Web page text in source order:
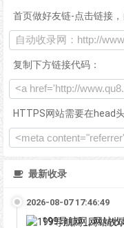
首页做好友链-点击链接
复制下方链接代码：
HTTPS网站需要在head
最新收录
2026-08-07 17:46:49
199导航网_网站